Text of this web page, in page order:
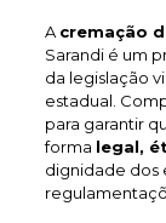
A cremação
Sarandi é um
da legislação
estadual.
para garantir
forma legal,
dignidade dos